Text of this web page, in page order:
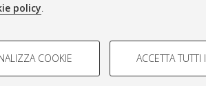
policy.
COOKIE ACCETTA TUTTI
d Bologna, 2007-2026.